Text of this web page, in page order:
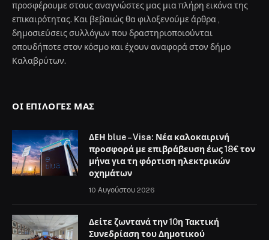
προσφέρουμε στους αναγνώστες μας μια πλήρη εικόνα της
επικαιρότητας. Και βεβαιώς θα φιλοξενούμε άρθρα ,
δημοσιεύσεις συλλόγων που δραστηριοποιούνται
οπουδήποτε στον κόσμο και έχουν αναφορά στον δήμο
Καλαβρύτων.
ΟΙ ΕΠΙΛΟΓΈΣ ΜΑΣ
ΔΕΗ blue – Visa: Νέα καλοκαιρινή
προσφορά με επιβράβευση έως 18€ τον
μήνα για τη φόρτιση ηλεκτρικών
οχημάτων
10 Αυγούστου 2026
Δείτε ζωντανά την 10η Τακτική
Συνεδρίαση του Δημοτικού